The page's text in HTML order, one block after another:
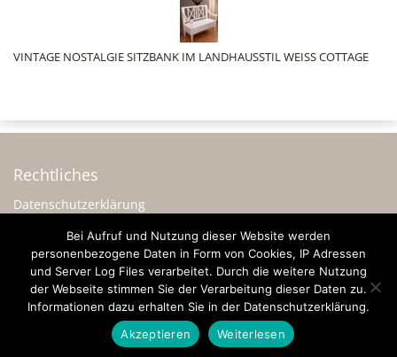
VINTAGE NOSTALGIE SITZBANK IM LANDHAUSSTIL WEISS COTTAGE
Rechtliches
Datenschutzerklärung
Impressum
Sonstiges
Werbung
© 2026 - Freude-am-Landhausstil.de
Bei Aufruf und Nutzung dieser Website werden
personenbezogene Daten in Form von Cookies, IP Adressen
und Server Log Files verarbeitet. Durch die weitere Nutzung
der Webseite stimmen Sie der Verarbeitung dieser Daten zu.
Informationen dazu erhalten Sie in der Datenschutzerklärung.
Akzeptieren
Weiterlesen